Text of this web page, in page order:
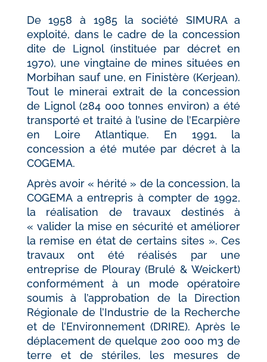
De 1958 à 1985 la société SIMURA a
exploité, dans le cadre de la concession
dite de Lignol (instituée par décret en
1970), une vingtaine de mines situées en
Morbihan sauf une, en Finistère (Kerjean).
Tout le minerai extrait de la concession
de Lignol (284 000 tonnes environ) a été
transporté et traité à l’usine de l’Ecarpière
en Loire Atlantique. En 1991, la
concession a été mutée par décret à la
COGEMA.
Après avoir « hérité » de la concession, la
COGEMA a entrepris à compter de 1992,
la réalisation de travaux destinés à
« valider la mise en sécurité et améliorer
la remise en état de certains sites ». Ces
travaux ont été réalisés par une
entreprise de Plouray (Brulé & Weickert)
conformément à un mode opératoire
soumis à l’approbation de la Direction
Régionale de l’Industrie de la Recherche
et de l’Environnement (DRIRE). Après le
déplacement de quelque 200 000 m3 de
terre et de stériles, les mesures de